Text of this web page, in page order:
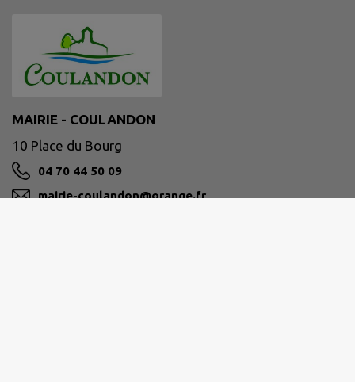
MAIRIE - COULANDON
10 Place du Bourg
04 70 44 50 09
mairie-coulandon@orange.fr